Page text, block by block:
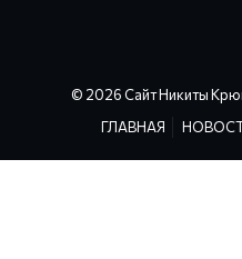
© 2026 Сайт Никиты
ГЛАВНАЯ